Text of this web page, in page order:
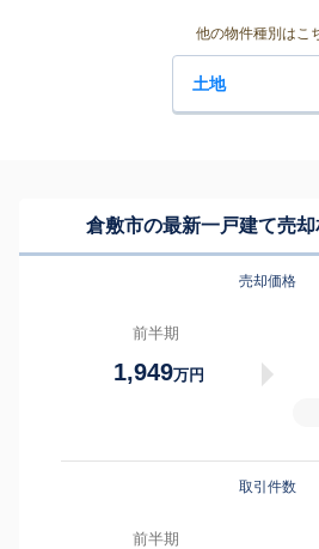
他の物件種別はこ
土地
倉敷市の最新一戸建て売
売却価格
前半期
1,949万円
取引件数
前半期